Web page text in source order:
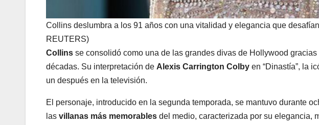
Collins deslumbra a los 91 años con una vitalidad y elegancia que
REUTERS)
Collins se consolidó como una de las grandes divas de Hollywood
décadas. Su interpretación de Alexis Carrington Colby en “Dinastía”, la
un después en la televisión.
El personaje, introducido en la segunda temporada, se mantuvo durante
las villanas más memorables del medio, caracterizada por su elegancia,